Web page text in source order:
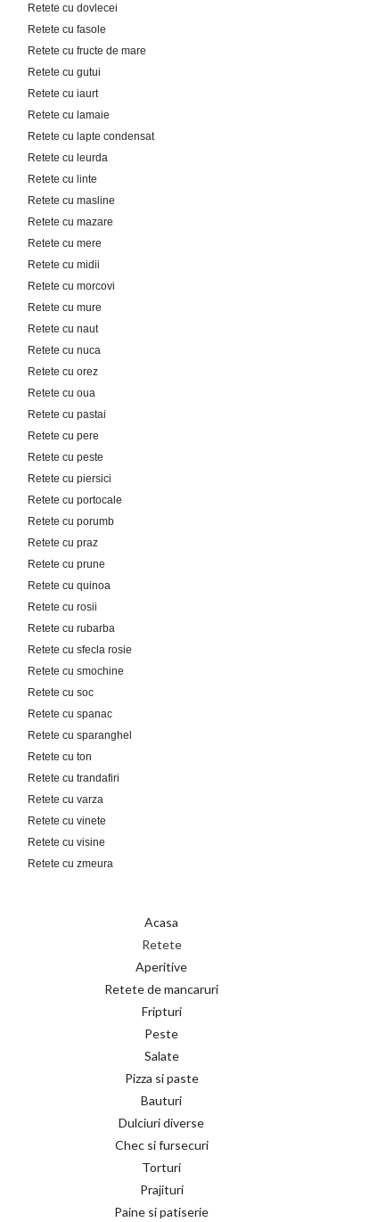
Retete cu dovlecei
Retete cu fasole
Retete cu fructe de mare
Retete cu gutui
Retete cu iaurt
Retete cu lamaie
Retete cu lapte condensat
Retete cu leurda
Retete cu linte
Retete cu masline
Retete cu mazare
Retete cu mere
Retete cu midii
Retete cu morcovi
Retete cu mure
Retete cu naut
Retete cu nuca
Retete cu orez
Retete cu oua
Retete cu pastai
Retete cu pere
Retete cu peste
Retete cu piersici
Retete cu portocale
Retete cu porumb
Retete cu praz
Retete cu prune
Retete cu quinoa
Retete cu rosii
Retete cu rubarba
Retete cu sfecla rosie
Retete cu smochine
Retete cu soc
Retete cu spanac
Retete cu sparanghel
Retete cu ton
Retete cu trandafiri
Retete cu varza
Retete cu vinete
Retete cu visine
Retete cu zmeura
Acasa
Retete
Aperitive
Retete de mancaruri
Fripturi
Peste
Salate
Pizza si paste
Bauturi
Dulciuri diverse
Chec si fursecuri
Torturi
Prajituri
Paine si patiserie